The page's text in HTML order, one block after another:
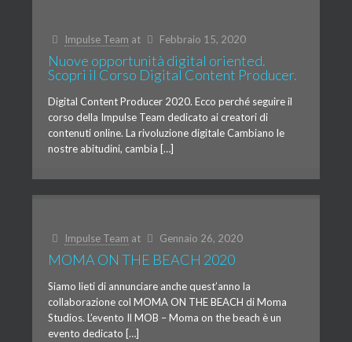
Impulse Team at Febbraio 15, 2020
Nuove opportunità digital oriented.
Scopri il Corso Digital Content Producer.
Digital Content Producer 2020. Ecco perché seguire il
corso della Impulse Team dedicato ai creatori di
contenuti online. La rivoluzione digitale Cambiano le
nostre abitudini, cambia […]
Impulse Team at Gennaio 26, 2020
MOMA ON THE BEACH 2020
Siamo lieti di annunciare anche quest’anno la
collaborazione col MOMA ON THE BEACH di Moma
Studios. L’evento Il MOB – Moma on the beach è un
evento dedicato […]